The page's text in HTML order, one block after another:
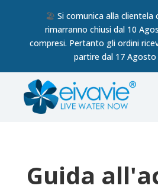
🏖️Si comunica alla clientela
rimarranno chiusi dal 10
compresi. Pertanto gli ordini
partire dal 17 Agosto
Guida